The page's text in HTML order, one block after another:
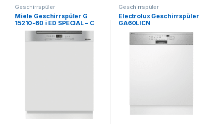
Geschirrspüler
Miele Geschirrspüler G
15210-60 i ED SPECIAL – C
Geschirrspüler
Electrolux Geschirrspüler
GA60LICN